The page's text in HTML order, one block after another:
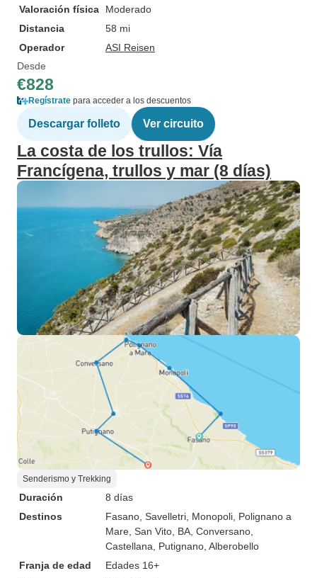
Valoración física
Moderado
Distancia
58 mi
Operador
ASI Reisen
Desde
€828
Regístrate para acceder a los descuentos
Descargar folleto Ver circuito
La costa de los trullos: Vía
Francígena, trullos y mar (8 días)
Senderismo y Trekking
Duración
8 días
Destinos
Fasano , Savelletri , Monopoli , Polignano a
Mare , San Vito, BA , Conversano
Castellana , Putignano , Alberobello
Franja de edad
Edades 16+